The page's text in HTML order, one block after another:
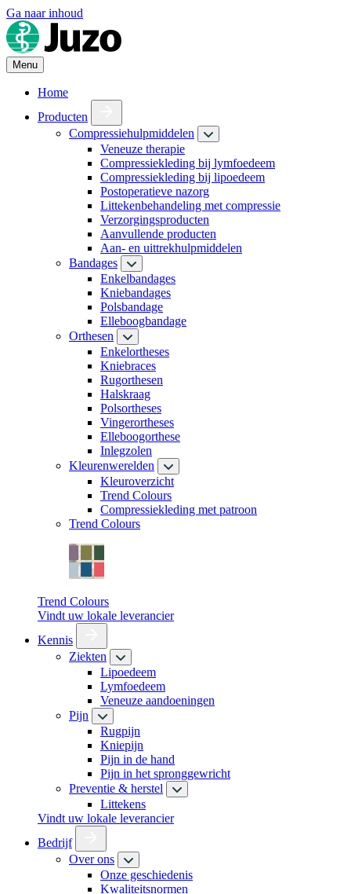
Ga naar inhoud
Menu
Home
Producten
Compressiehulpmiddelen
Veneuze therapie
Compressiekleding bij lymfoedeem
Compressiekleding bij lipoedeem
Postoperatieve nazorg
Littekenbehandeling met compressie
Verzorgingsproducten
Aanvullende producten
Aan- en uittrekhulpmiddelen
Bandages
Enkelbandages
Kniebandages
Polsbandage
Elleboogbandage
Orthesen
Enkelortheses
Kniebraces
Rugorthesen
Halskraag
Polsortheses
Vingerortheses
Elleboogorthese
Inlegzolen
Kleurenwerelden
Kleuroverzicht
Trend Colours
Compressiekleding met patroon
Trend Colours
Trend Colours
Vindt uw lokale leverancier
Kennis
Ziekten
Lipoedeem
Lymfoedeem
Veneuze aandoeningen
Pijn
Rugpijn
Kniepijn
Pijn in de hand
Pijn in het spronggewricht
Preventie & herstel
Littekens
Vindt uw lokale leverancier
Bedrijf
Over ons
Onze geschiedenis
Kwaliteitsnormen